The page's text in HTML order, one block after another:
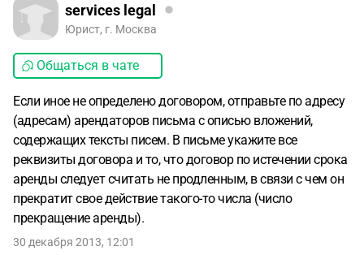
services legal
Юрист, г. Москва
Общаться в чате
Если иное не определено договором, отправьте по адресу
(адресам) арендаторов письма с описью вложений,
содержащих тексты писем. В письме укажите все
реквизиты договора и то, что договор по истечении срока
аренды следует считать не продленным, в связи с чем он
прекратит свое действие такого-то числа (число
прекращение аренды).
30 декабря 2013, 12:01